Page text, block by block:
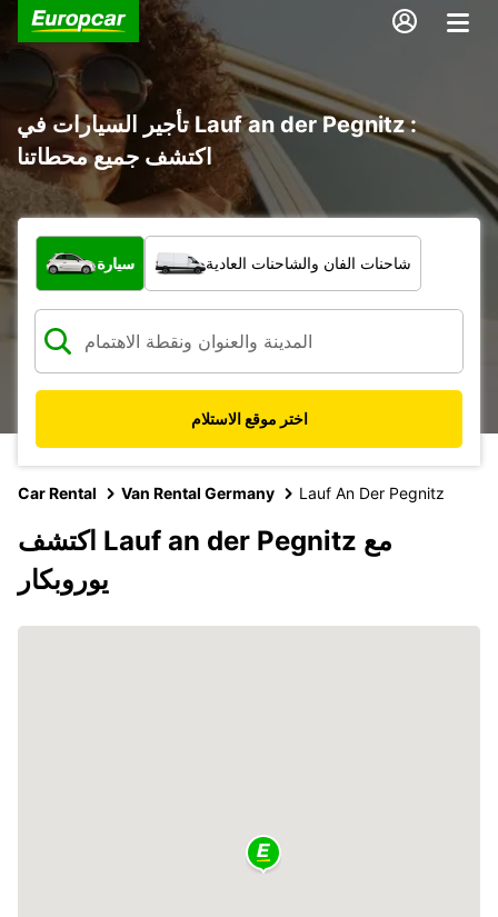
تأجير السيارات في Lauf an der Pegnitz :
اكتشف جميع محطاتنا
ما نوع المركبة؟
سيارة شاحنات الفان والشاحنات العادية
اختر موقع الاستلام
Car Rental Van Rental Germany Lauf An Der Pegnitz
اكتشف Lauf an der Pegnitz مع
يوروبكار